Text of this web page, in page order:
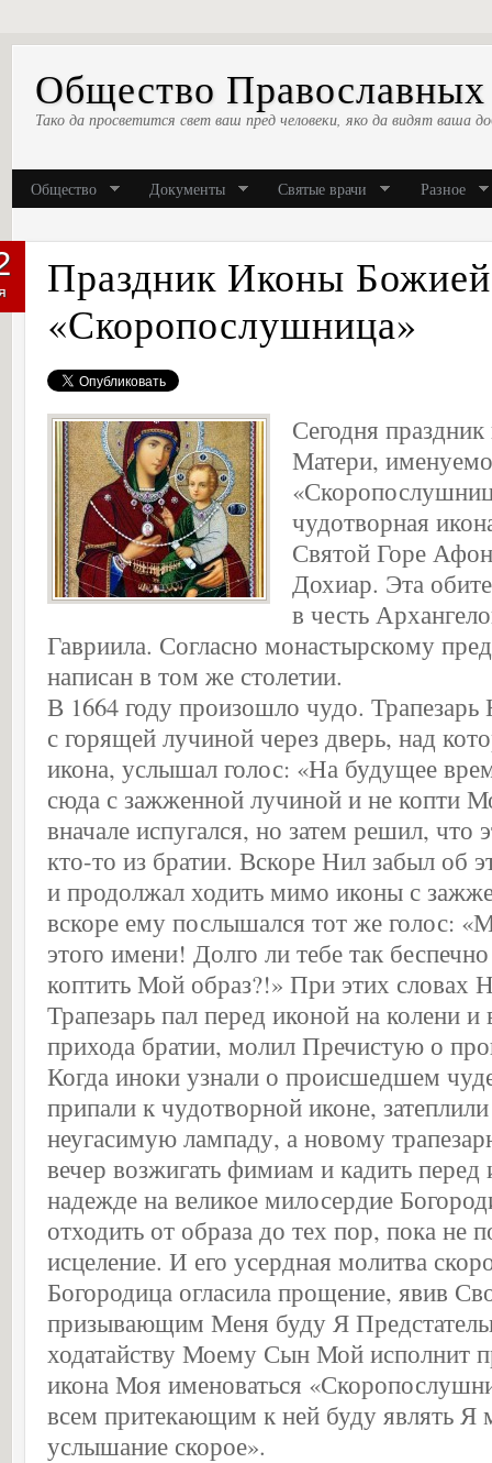
Общество
Тако да просветится свет ваш пред человеки, яко да видят
Общество Документы Святые врачи Разное
Праздник Иконы
«Скоропослушница»
Сегодня
Матери,
чудотворная
Святой Горе
Дохиар. Эта
в честь
Гавриила. Согласно монастырскому
написан в том же столетии.
В 1664 году произошло чудо.
с горящей лучиной через дверь, над
икона, услышал голос: «На будущее
сюда с зажженной лучиной и не копти
вначале испугался, но затем решил, что
кто-то из братии. Вскоре Нил забыл об
и продолжал ходить мимо иконы с
вскоре ему послышался тот же голос:
этого имени! Долго ли тебе так
коптить Мой образ?!» При этих словах
Трапезарь пал перед иконой на колени
прихода братии, молил Пречистую о
Когда иноки узнали о происшедшем
припали к чудотворной иконе,
неугасимую лампаду, а новому
вечер возжигать фимиам и кадить
надежде на великое милосердие
отходить от образа до тех пор, пока не
исцеление. И его усердная молитва
Богородица огласила прощение, явив
призывающим Меня буду Я
ходатайству Моему Сын Мой исполнит
икона Моя именоваться
всем притекающим к ней буду являть Я
услышание скорое».